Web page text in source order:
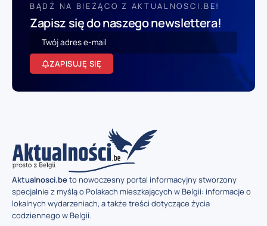
BĄDŹ NA BIEŻĄCO Z AKTUALNOSCI.BE!
Zapisz się do naszego newslettera!
ZAPISUJĘ SIĘ
Aktualnosci.beto nowoczesny portal informacyjny stworzony
specjalnie z myślą o Polakach mieszkających w Belgii: informacje o
lokalnych wydarzeniach, a także treści dotyczące życia
codziennego w Belgii.